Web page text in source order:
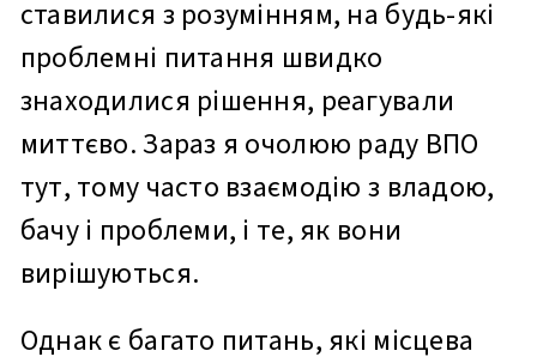
ставилися з розумінням, на будь-які
проблемні питання швидко
знаходилися рішення, реагували
миттєво. Зараз я очолюю раду ВПО
тут, тому часто взаємодію з владою,
бачу і проблеми, і те, як вони
вирішуються.
Однак є багато питань, які місцева